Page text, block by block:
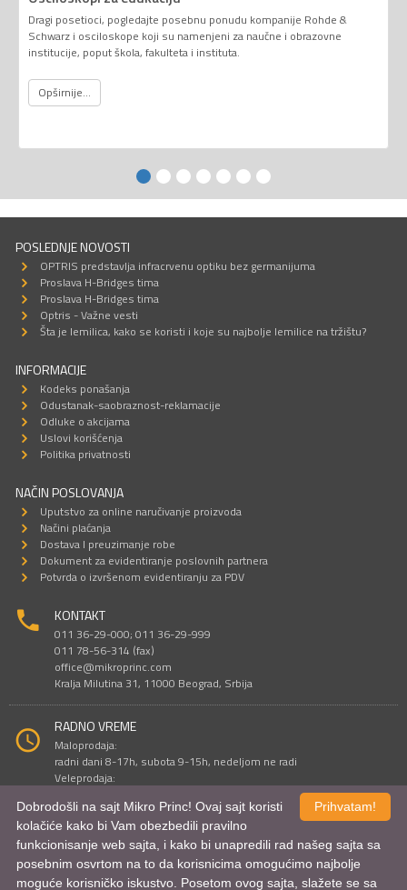
Dragi posetioci, pogledajte posebnu ponudu kompanije Rohde &
Schwarz i osciloskope koji su namenjeni za naučne i obrazovne
institucije, poput škola, fakulteta i instituta.
Opširnije...
POSLEDNJE NOVOSTI
OPTRIS predstavlja infracrvenu optiku bez germanijuma
Proslava H-Bridges tima
Proslava H-Bridges tima
Optris - Važne vesti
Šta je lemilica, kako se koristi i koje su najbolje lemilice na tržištu?
INFORMACIJE
Kodeks ponašanja
Odustanak-saobraznost-reklamacije
Odluke o akcijama
Uslovi korišćenja
Politika privatnosti
NAČIN POSLOVANJA
Uputstvo za online naručivanje proizvoda
Načini plaćanja
Dostava I preuzimanje robe
Dokument za evidentiranje poslovnih partnera
Potvrda o izvršenom evidentiranju za PDV
KONTAKT
011 36-29-000; 011 36-29-999
011 78-56-314 (fax)
office@mikroprinc.com
Kralja Milutina 31, 11000 Beograd, Srbija
RADNO VREME
Maloprodaja:
radni dani 8-17h, subota 9-15h, nedeljom ne radi
Veleprodaja:
Sve cene su iskazane u dinarima. PDV je uračunat u cenu.
© Mikro Princ 1999 - 2026. Sva prava su zadržana.
Kreirao *nbgcreator |Izdrada Internet prodavnice ,Izrada sajtaimobilnih
Prihvatam!
Dobrodošli na sajt Mikro Princ! Ovaj sajt koristi
kolačiće kako bi Vam obezbedili pravilno
funkcionisanje web sajta, i kako bi unapredili rad našeg sajta sa
posebnim osvrtom na to da korisnicima omogućimo najbolje
moguće korisničko iskustvo. Posetom ovog sajta, slažete se sa